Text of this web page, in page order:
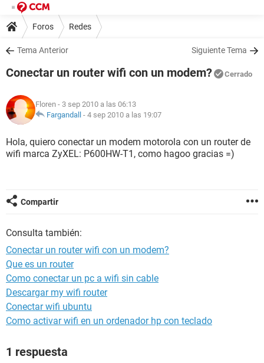
Foros Redes
Tema Anterior Siguiente Tema
Conectar un router wifi con un modem? Cerrado
Floren - 3 sep 2010 a las 06:13
Fargandall - 4 sep 2010 a las 19:07
Hola, quiero conectar un modem motorola con un router de
wifi marca ZyXEL: P600HW-T1, como hagoo gracias =)
Compartir
Consulta también:
Conectar un router wifi con un modem?
Que es un router
Como conectar un pc a wifi sin cable
Descargar my wifi router
Conectar wifi ubuntu
Como activar wifi en un ordenador hp con teclado
1 respuesta